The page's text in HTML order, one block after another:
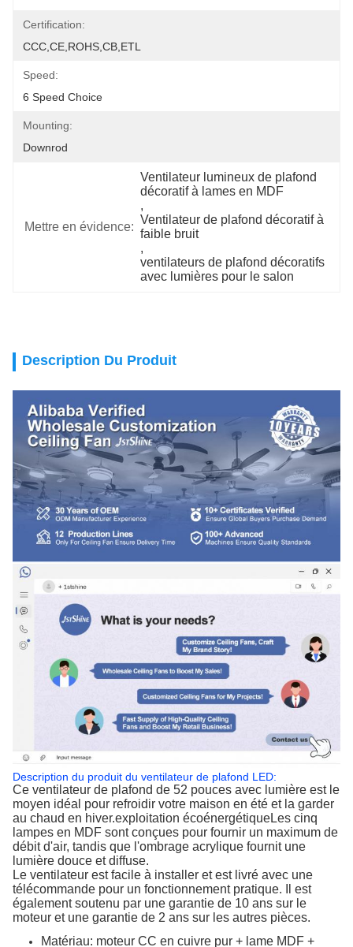
Certification:
CCC,CE,ROHS,CB,ETL
Speed:
6 Speed Choice
Mounting:
Downrod
Mettre en évidence:
Ventilateur lumineux de plafond
décoratif à lames en MDF
,
Ventilateur de plafond décoratif à
faible bruit
,
ventilateurs de plafond décoratifs
avec lumières pour le salon
Description Du Produit
Description du produit du ventilateur de plafond LED:
Ce ventilateur de plafond de 52 pouces avec lumière est le
moyen idéal pour refroidir votre maison en été et la garder
au chaud en hiver.exploitation écoénergétiqueLes cinq
lampes en MDF sont conçues pour fournir un maximum de
débit d'air, tandis que l'ombrage acrylique fournit une
lumière douce et diffuse.
Le ventilateur est facile à installer et est livré avec une
télécommande pour un fonctionnement pratique. Il est
également soutenu par une garantie de 10 ans sur le
moteur et une garantie de 2 ans sur les autres pièces.
Matériau: moteur CC en cuivre pur + lame MDF +